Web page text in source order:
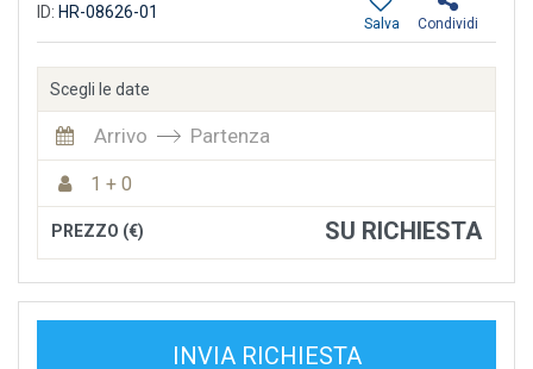
ID: HR-08626-01
Condividi
Salva
Scegli le date
Arrivo Partenza
1 + 0
PREZZO (€) SU RICHIESTA
INVIA RICHIESTA